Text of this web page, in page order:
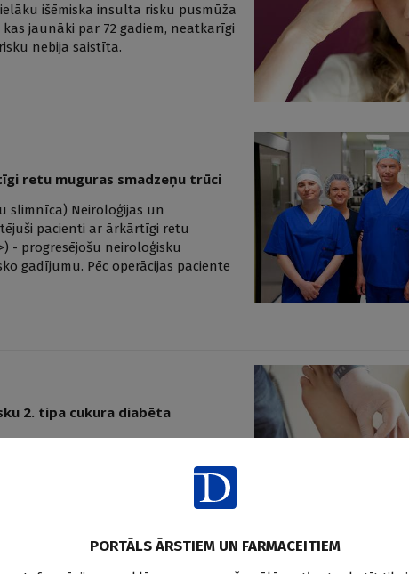
išēmiska insulta risku pusmūža
jaunāki par 72 gadiem, neatkarīgi
nebija saistīta.
retu muguras smadzeņu trūci
slimnīca) Neiroloģijas un
pacienti ar ārkārtīgi retu
- progresējošu neiroloģisku
gadījumu. Pēc operācijas paciente
2. tipa cukura diabēta
sliekšņa (VPT)
demences un
(T2D).
PORTĀLS ĀRSTIEM UN FARMACEITIEM